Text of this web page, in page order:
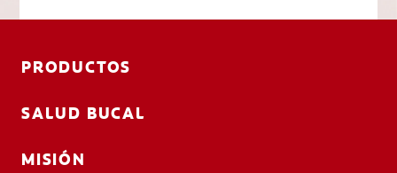
PRODUCTOS
SALUD BUCAL
MISIÓN